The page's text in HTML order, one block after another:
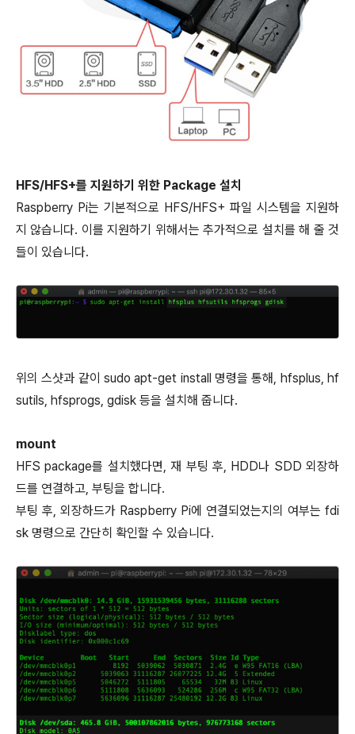
HFS/HFS+를 지원하기 위한 Package 설치
Raspberry Pi는 기본적으로 HFS/HFS+ 파일 시스템을 지원하
지 않습니다. 이를 지원하기 위해서는 추가적으로 설치를 해 줄 것
들이 있습니다.
위의 스샷과 같이 sudo apt-get install 명령을 통해, hfsplus, hf
sutils, hfsprogs, gdisk 등을 설치해 줍니다.
mount
HFS package를 설치했다면, 재 부팅 후, HDD나 SDD 외장하
드를 연결하고, 부팅을 합니다.
부팅 후, 외장하드가 Raspberry Pi에 연결되었는지의 여부는 fdi
sk 명령으로 간단히 확인할 수 있습니다.